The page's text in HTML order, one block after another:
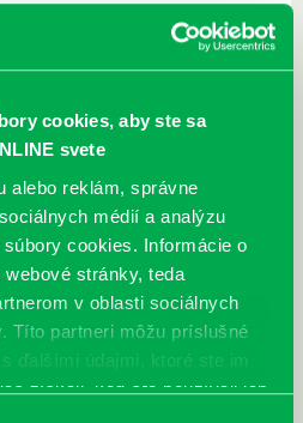
cookies, aby ste sa
svete
alebo reklám, správne
médií a analýzu
cookies. Informácie o
stránky, teda
v oblasti sociálnych
Títo partneri môžu príslušné
ďalšími údajmi, ktoré ste im
získali, keď ste používali ich